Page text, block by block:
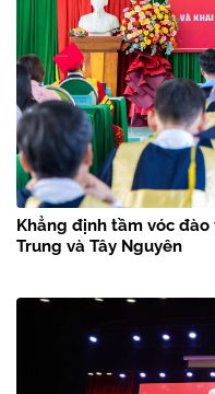
Khẳng định tầm vóc
Trung và Tây Nguyên